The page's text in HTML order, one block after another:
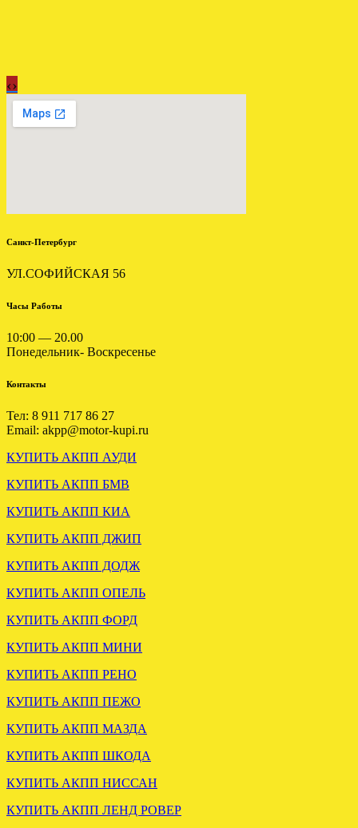
Загружена АКПП
CHRYSLER 300M 2.7
ШКОДА АУДИ 2.8 5HP18
.
Загружена мкпп MAZDA
ОТПРАВЛЕНА АКПП
4R55E
.
‹›
Санкт-Петербург
УЛ.СОФИЙСКАЯ 56
Часы Работы
10:00 — 20.00
Понедельник- Воскресенье
Контакты
Тел: 8 911 717 86 27
Email: akpp@motor-kupi.ru
КУПИТЬ АКПП АУДИ
КУПИТЬ АКПП БМВ
КУПИТЬ АКПП КИА
КУПИТЬ АКПП ДЖИП
КУПИТЬ АКПП ДОДЖ
КУПИТЬ АКПП ОПЕЛЬ
КУПИТЬ АКПП ФОРД
КУПИТЬ АКПП МИНИ
КУПИТЬ АКПП РЕНО
КУПИТЬ АКПП ПЕЖО
КУПИТЬ АКПП МАЗДА
КУПИТЬ АКПП ШКОДА
КУПИТЬ АКПП НИССАН
КУПИТЬ АКПП ЛЕНД РОВЕР